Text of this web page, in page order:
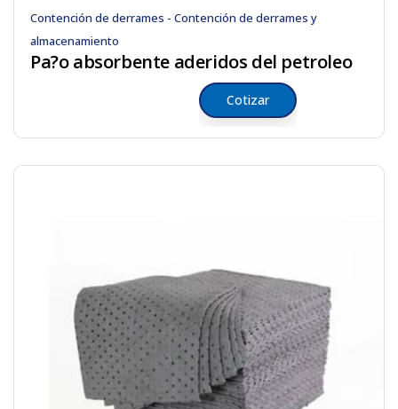
Contención de derrames - Contención de derrames y
almacenamiento
Pa?o absorbente aderidos del petroleo
Cotizar